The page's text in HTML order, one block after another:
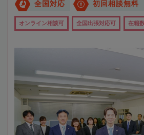
全国対応 初回相談無料
オンライン相談可 全国出張対応可 在籍